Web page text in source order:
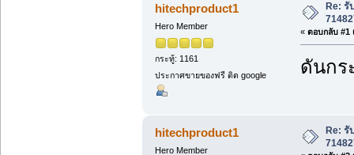
hitechproduct1
Hero Member
กระทู้: 1161
ประกาศขายของฟรี ติด google
Re:
« ตอบกลับ #1
ดันกร
hitechproduct1
Hero Member
Re: รั